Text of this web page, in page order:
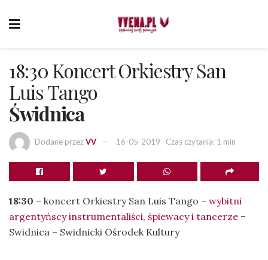
18:30 Koncert Orkiestry San
Luis Tango
Świdnica
Dodane przezVV 16-05-2019 Czas czytania: 1 min
18:30 – koncert Orkiestry San Luis Tango – wybitni
argentyńscy instrumentaliści, śpiewacy i tancerze –
Swidnica – Swidnicki Ośrodek Kultury